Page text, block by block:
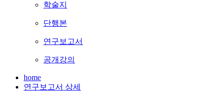
학술지
단행본
연구보고서
공개강의
home
연구보고서 상세